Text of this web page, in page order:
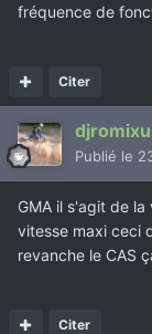
fréquence de
Citer
Publié le
GMA il s'agit de
vitesse maxi ceci
revanche le CAS
Citer